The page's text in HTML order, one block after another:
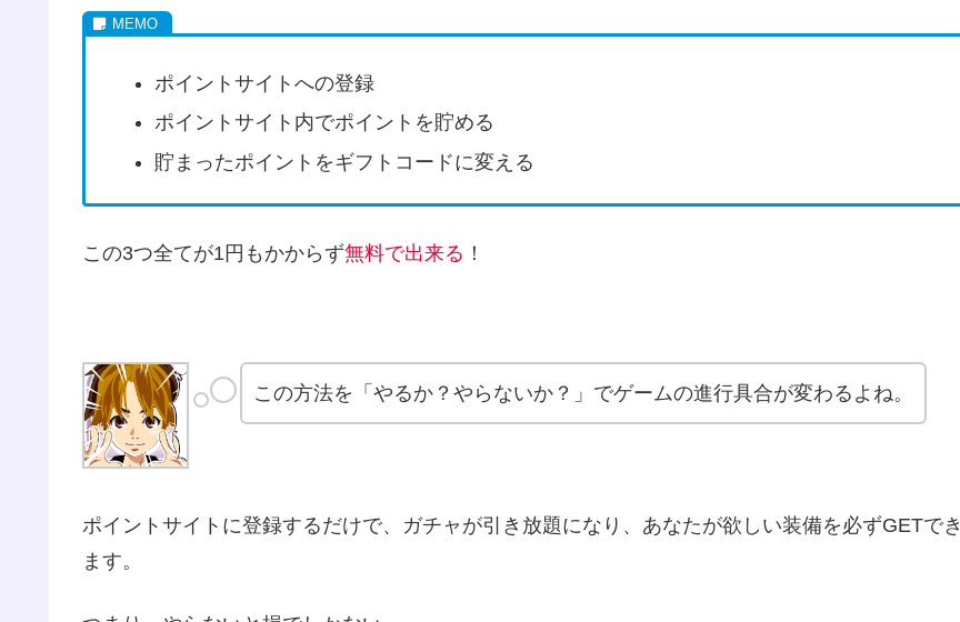
ポイントサイトへの登録
ポイントサイト内でポイントを貯める
貯まったポイントをギフトコードに変える
この3つ全てが1円もかからず無料で出来る ！
この方法を「やるか？やらないか？」でゲームの進行具合が変わるよね。
ポイントサイトに登録するだけで、ガチャが引き放題になり、あなたが欲しい装備を必ずGETでき
ます。